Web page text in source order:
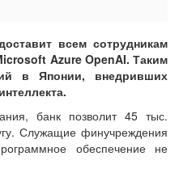
всем сотрудникам
Azure OpenAI. Таким
в Японии, внедривших
банк позволит 45 тыс.
Служащие финучреждения
обеспечение не